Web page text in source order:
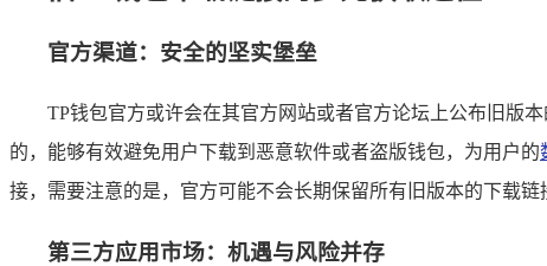
官方渠道：安全的坚实堡垒
TP钱包官方或许会在其官方网站或者官方论坛上公布旧版
的，能够有效避免用户下载到恶意软件或者盗版钱包，为用户的
接，需要注意的是，官方可能不会长期保留所有旧版本的下载
第三方应用市场：机遇与风险并存